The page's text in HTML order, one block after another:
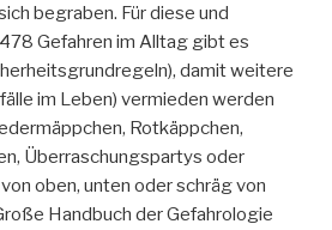
begraben. Für diese und
Gefahren im Alltag gibt es
damit weitere
im Leben) vermieden werden
Rotkäppchen,
Überraschungspartys oder
oben, unten oder schräg von
Handbuch der Gefahrologie